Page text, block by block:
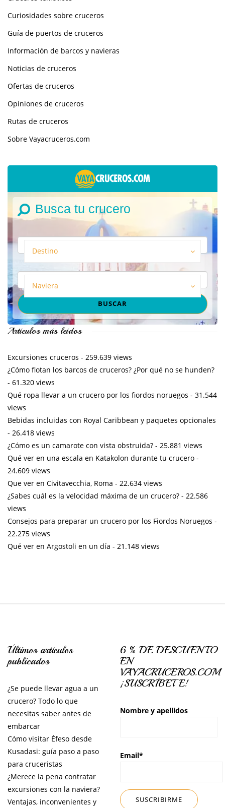
Curiosidades sobre cruceros
Guía de puertos de cruceros
Información de barcos y navieras
Noticias de cruceros
Ofertas de cruceros
Opiniones de cruceros
Rutas de cruceros
Sobre Vayacruceros.com
Busca tu crucero
Destino
Naviera
Artículos más leídos
Excursiones cruceros - 259.639 views
¿Cómo flotan los barcos de cruceros? ¿Por qué no se hunden?
- 61.320 views
Qué ropa llevar a un crucero por los fiordos noruegos - 31.544
views
Bebidas incluidas con Royal Caribbean y paquetes opcionales
- 26.418 views
¿Cómo es un camarote con vista obstruida? - 25.881 views
Qué ver en una escala en Katakolon durante tu crucero -
24.609 views
Que ver en Civitavecchia, Roma - 22.634 views
¿Sabes cuál es la velocidad máxima de un crucero? - 22.586
views
Consejos para preparar un crucero por los Fiordos Noruegos -
22.275 views
Qué ver en Argostoli en un día - 21.148 views
Últimos artículos
publicados
¿Se puede llevar agua a un
crucero? Todo lo que
necesitas saber antes de
embarcar
Cómo visitar Éfeso desde
Kusadasi: guía paso a paso
para cruceristas
¿Merece la pena contratar
excursiones con la naviera?
Ventajas, inconvenientes y
6 % DE DESCUENTO
EN
VAYACRUCEROS.COM
¡SUSCRÍBETE!
Nombre y apellidos
Email*